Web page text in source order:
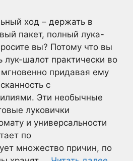
ход – держать в
пакет, полный лука-
вы? Потому что вы
лук-шалот практически во
мгновенно придавая ему
с
Эти необычные
луковички
и универсальности
по
множество причин, по